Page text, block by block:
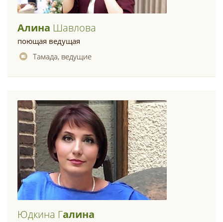
Алина Шавлова
поющая ведущая
Тамада, ведущие
Юдкина ГАлина